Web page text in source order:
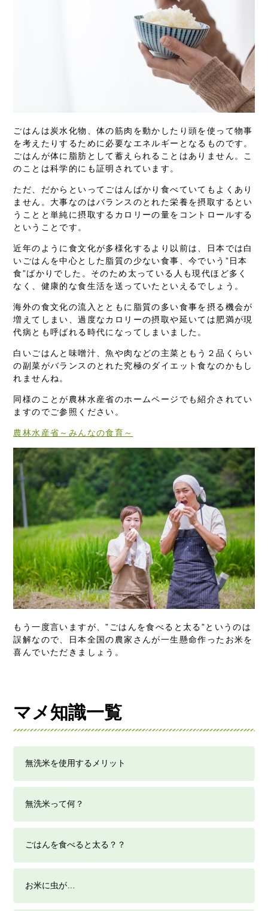
ごはんは炭水化物、体の筋肉を動かしたり頭を使って物事
を考えたりするために必要なエネルギーとなるものです。
ごはんが体に脂肪として蓄えられることはありません。こ
のことは科学的にも証明されています。
ただ、だからといってごはんばかり食べていてもよくあり
ません。大事なのはバランスのとれた栄養を摂取するとい
うことと単純に摂取するカロリーの量をコントロールする
ということです。
近年のように食文化が多様化するより以前は、日本では白
いごはんを中心とした脂質の少ない食事、今でいう”日本
食”ばかりでした。そのため太っている人も現代ほど多く
なく、健康的な食生活を送っていたといえるでしょう。
海外の食文化の流入とともに脂質の多い食事を摂る機会が
増えてしまい、過度なカロリーの摂取や延いては肥満が現
代病とも呼ばれる時代になってしまいました。
白いごはんと味噌汁、魚や肉などの主菜ともう２品くらい
の副菜がバランスのとれた究極のダイエット食なのかもし
れませんね。
同様のことが農林水産省のホームページでも紹介されてい
ますのでご参照ください。
農林水産省～みんなの食育～
もう一度言いますが、”ごはんを食べると太る”というのは
誤解なので、日本全国の農家さんが一生懸命作ったお米を
喜んでいただきましょう。
マメ知識一覧
無洗米を使用するメリット
無洗米って何？
ごはんを食べると太る？？
お米に虫が…